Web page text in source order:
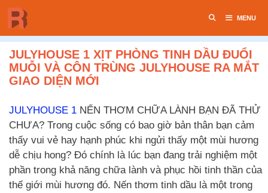
Chuyển
đến
nội
dung
MENU
JULYHOUSE 1 XỊT PHÒNG TINH DẦU ĐUỔI
MUỖI VÀ CÔN TRÙNG JULYHOUSE RA MẮT
GIAO DIỆN MỚI
JULYHOUSE 1 NẾN THƠM CHỮA LÀNH BẠN ĐÃ THỬ
CHƯA? Trong cuộc sống có bao giờ bản thân bạn cảm
thấy vui vẻ hay hạnh phúc khi ngửi thấy một mùi hương
dễ chịu hong? Đó chính là lúc bạn đang trải nghiệm một
phần trong khả năng chữa lành và phục hồi tinh thần của
thế giới mùi hương đó. Nến thơm tinh dầu là một trong